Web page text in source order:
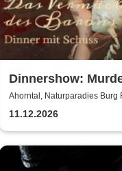
Dinnershow:
Dinner
Ahorntal, Naturparadies Burg
11.12.2026